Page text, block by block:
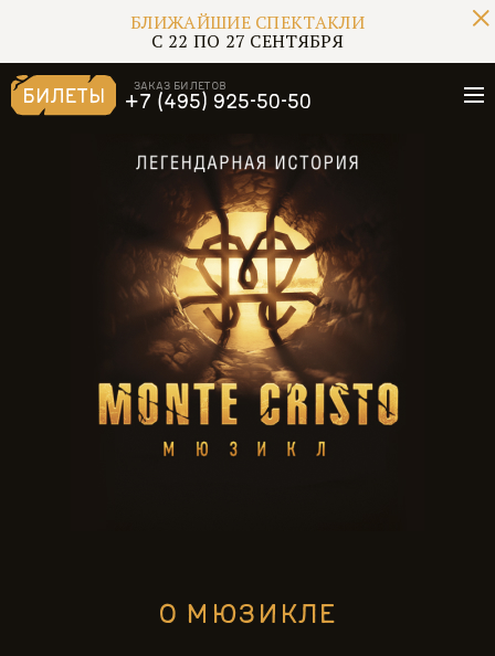
БЛИЖАЙШИЕ СПЕКТАКЛИ
С 22 ПО 27 СЕНТЯБРЯ
БЛИЖАЙШИЕ СПЕКТАКЛИ
С 22 ПО 27 СЕНТЯБРЯ
БИЛЕТЫ ЗАКАЗ БИЛЕТОВ
+7 (495) 925-50-50
О МЮЗИКЛЕ